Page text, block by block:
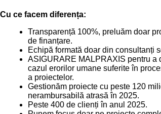
Cu ce facem diferența:
Transparență 100%, preluăm doar
de finanțare.
Echipă formată doar din consultanți
ASIGURARE MALPRAXIS pentru a
cazul erorilor umane suferite în
a proiectelor.
Gestionăm proiecte cu peste 120
nerambursabilă atrasă în 2025.
Peste 400 de clienți în anul 2025.